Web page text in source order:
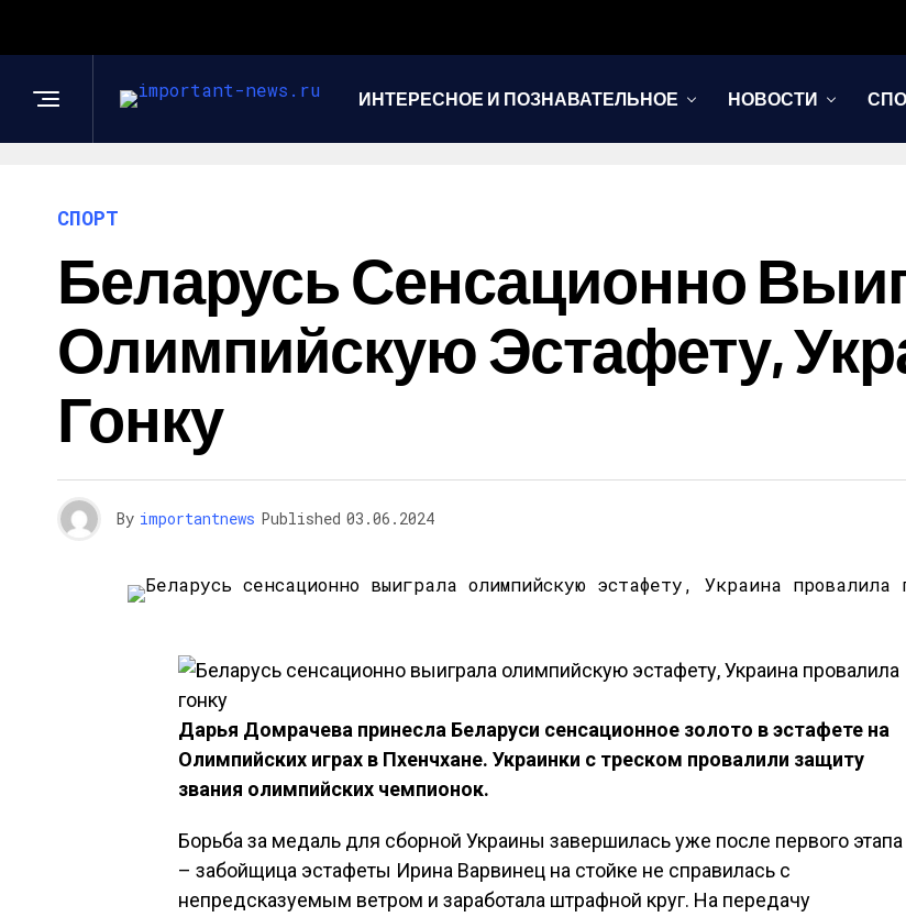
ИНТЕРЕСНОЕ И ПОЗНАВАТЕЛЬНОЕ НОВОСТИ
СПОРТ
Беларусь Сенсационно
Олимпийскую Эстафету,
Гонку
By importantnews Published 03.06.2024
Дарья Домрачева принесла Беларуси сенсационное золото в эстафете на
Олимпийских играх в Пхенчхане. Украинки с треском провалили защиту
звания олимпийских чемпионок.
Борьба за медаль для сборной Украины завершилась уже после первого этапа
– забойщица эстафеты Ирина Варвинец на стойке не справилась с
непредсказуемым ветром и заработала штрафной круг. На передачу